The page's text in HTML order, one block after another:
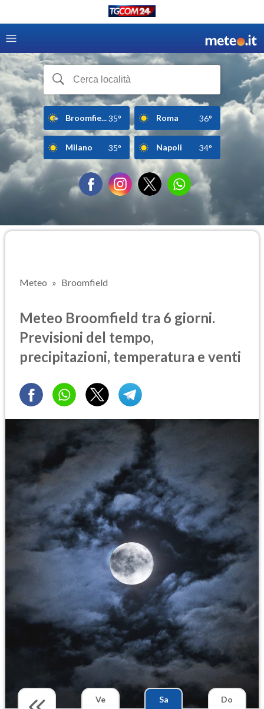
Broomfie...35° Roma 36°
Milano 35° Napoli 34°
Meteo Broomfield
Meteo Broomfield tra 6 giorni.
Previsioni del tempo,
precipitazioni, temperatura e venti
Ve
Sa
Do